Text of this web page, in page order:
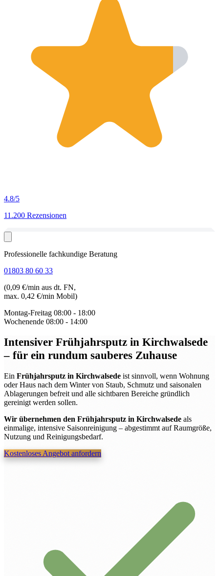
4.8/5
11.200 Rezensionen
Professionelle fachkundige Beratung
01803 80 60 33
(0,09 €/min aus dt. FN,
max. 0,42 €/min Mobil)
Montag-Freitag 08:00 - 18:00
Wochenende 08:00 - 14:00
Intensiver Frühjahrsputz in Kirchwalsede
– für ein rundum sauberes Zuhause
Ein Frühjahrsputz in Kirchwalsede ist sinnvoll, wenn Wohnung
oder Haus nach dem Winter von Staub, Schmutz und saisonalen
Ablagerungen befreit und alle sichtbaren Bereiche gründlich
gereinigt werden sollen.
Wir übernehmen den Frühjahrsputz in Kirchwalsede als
einmalige, intensive Saisonreinigung – abgestimmt auf Raumgröße,
Nutzung und Reinigungsbedarf.
Kostenloses Angebot anfordern